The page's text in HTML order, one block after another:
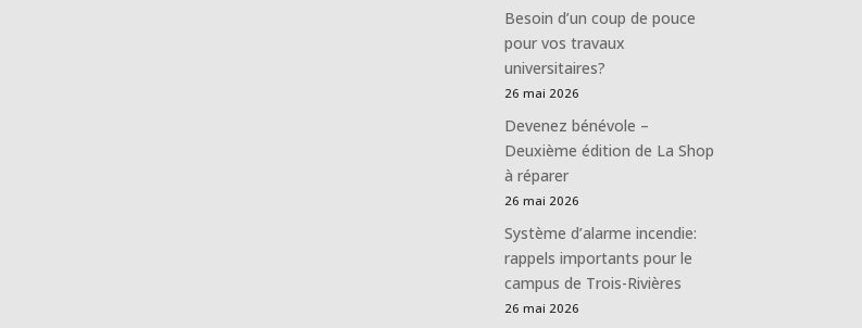
Besoin d’un coup de pouce
pour vos travaux
universitaires?
26 mai 2026
Devenez bénévole –
Deuxième édition de La Shop
à réparer
26 mai 2026
Système d’alarme incendie:
rappels importants pour le
campus de Trois-Rivières
26 mai 2026